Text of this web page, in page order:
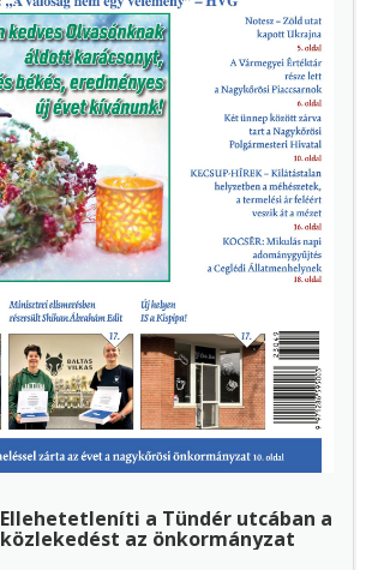
Ellehetetleníti a Tündér utcában a
közlekedést az önkormányzat